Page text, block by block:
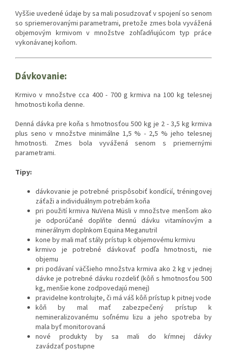
Vyššie uvedené údaje by sa mali posudzovať v spojení so senom
so spriemerovanými parametrami, pretože zmes bola vyvážená
objemovým krmivom v množstve zohľadňujúcom typ práce
vykonávanej koňom.
Dávkovanie:
Krmivo v množstve cca 400 - 700 g krmiva na 100 kg telesnej
hmotnosti koňa denne.
Denná dávka pre koňa s hmotnosťou 500 kg je 2 - 3,5 kg krmiva
plus seno v množstve minimálne 1,5 % - 2,5 % jeho telesnej
hmotnosti. Zmes bola vyvážená senom s priemernými
parametrami.
Tipy:
dávkovanie je potrebné prispôsobiť kondícií, tréningovej
záťaži a individuálnym potrebám koňa
pri použití krmiva NuVena Müsli v množstve menšom ako
je odporúčané doplňte dennú dávku vitamínovým a
minerálnym doplnkom Equina Meganutril
kone by mali mať stály prístup k objemovému krmivu
krmivo je potrebné dávkovať podľa hmotnosti, nie
objemu
pri podávaní väčšieho množstva krmiva ako 2 kg v jednej
dávke je potrebné dávku rozdeliť (kôň s hmotnosťou 500
kg, menšie kone zodpovedajú menej)
pravidelne kontrolujte, či má váš kôň prístup k pitnej vode
kôň by mal mať zabezpečený prístup k
nemineralizovanému soľnému lizu a jeho spotreba by
mala byť monitorovaná
nové produkty by sa mali do kŕmnej dávky
zavádzať postupne